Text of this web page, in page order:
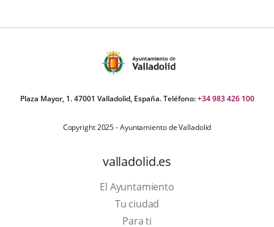
Plaza Mayor, 1. 47001 Valladolid, España. Teléfono:+34 983 426 100
Copyright 2025 - Ayuntamiento de Valladolid
valladolid.es
El Ayuntamiento
Tu ciudad
Para ti